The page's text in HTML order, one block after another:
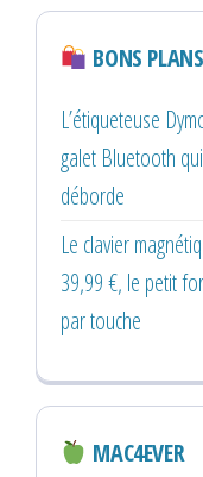
BONS PLANS
L’étiqueteuse
galet Bluetooth
déborde
Le clavier
39,99 €, le petit
par touche
MAC4EVER